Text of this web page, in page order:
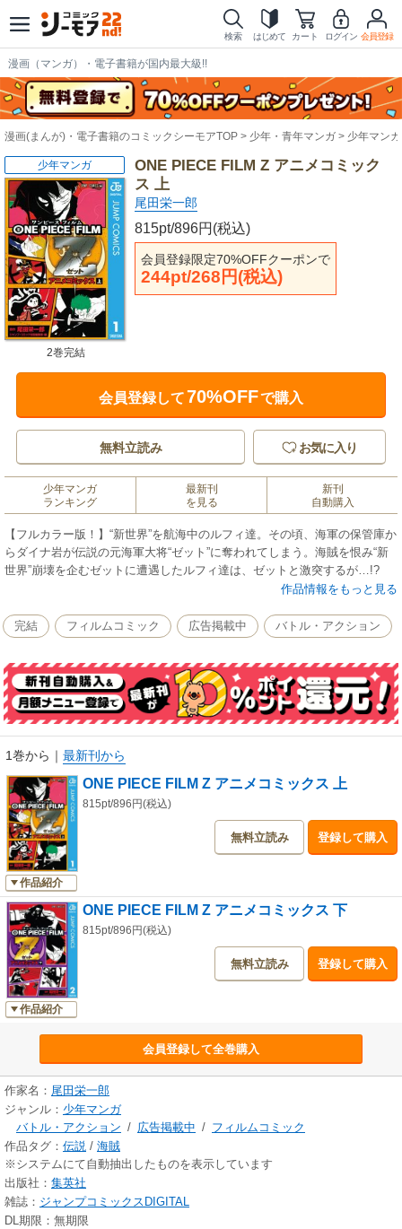
検索 はじめて カート ログイン 会員登録
漫画（マンガ）・電子書籍が国内最大級!!
漫画(まんが)・電子書籍のコミックシーモアTOP 少年・青年マンガ 少年マンガ
ONE PIECE FILM Z アニメコミック
ス 上
尾田栄一郎
815pt/896円(税込)
会員登録限定70%OFFクーポンで
244pt/268円(税込)
少年マンガ
2巻完結
会員登録して70%OFFで購入
無料立読み お気に入り
少年マンガ
ランキング
最新刊
を見る
新刊
自動購入
【フルカラー版！】“新世界”を航海中のルフィ達。その頃、海軍の保管庫か
らダイナ岩が伝説の元海軍大将“ゼット”に奪われてしまう。海賊を恨み“新
世界”崩壊を企むゼットに遭遇したルフィ達は、ゼットと激突するが…!?
作品情報をもっと見る
完結 フィルムコミック 広告掲載中 バトル・アクション
1巻から ｜ 最新刊から
作品紹介
ONE PIECE FILM Z アニメコミックス 上
815pt/896円(税込)
無料立読み 登録して購入
作品紹介
ONE PIECE FILM Z アニメコミックス 下
815pt/896円(税込)
無料立読み 登録して購入
会員登録して全巻購入
作家名： 尾田栄一郎
ジャンル： 少年マンガ
バトル・アクション / 広告掲載中 / フィルムコミック
作品タグ： 伝説 / 海賊
※システムにて自動抽出したものを表示しています
出版社： 集英社
雑誌： ジャンプコミックスDIGITAL
DL期限：無期限